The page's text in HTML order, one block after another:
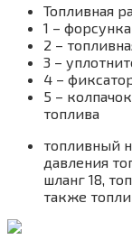
Топливная
1 – форсунка
2 –
3 –
4 –
5 –
топлива
топливный
давления
шланг 18,
также